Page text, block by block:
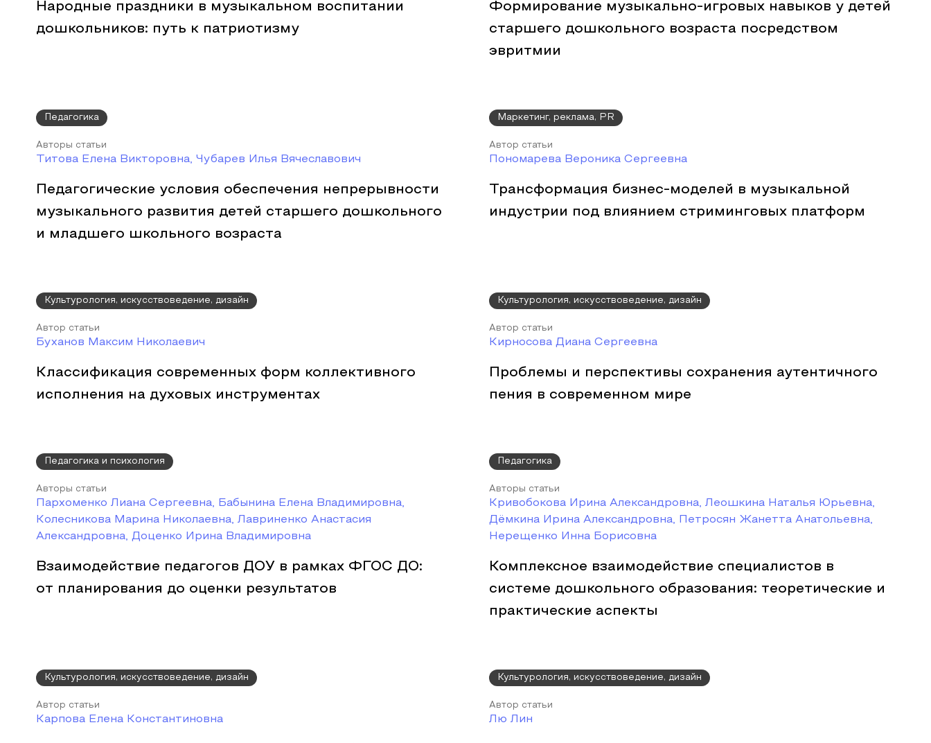
Народные праздники в музыкальном воспитании
дошкольников: путь к патриотизму
Формирование музыкально-игровых навыков у детей
старшего дошкольного возраста посредством
эвритмии
Педагогика
Авторы статьи
Титова Елена Викторовна, Чубарев Илья Вячеславович
Педагогические условия обеспечения непрерывности
музыкального развития детей старшего дошкольного
и младшего школьного возраста
Маркетинг, реклама, PR
Автор статьи
Пономарева Вероника Сергеевна
Трансформация бизнес-моделей в музыкальной
индустрии под влиянием стриминговых платформ
Культурология, искусствоведение, дизайн
Автор статьи
Буханов Максим Николаевич
Классификация современных форм коллективного
исполнения на духовых инструментах
Культурология, искусствоведение, дизайн
Автор статьи
Кирносова Диана Сергеевна
Проблемы и перспективы сохранения аутентичного
пения в современном мире
Педагогика и психология
Авторы статьи
Пархоменко Лиана Сергеевна, Бабынина Елена Владимировна,
Колесникова Марина Николаевна, Лавриненко Анастасия
Александровна, Доценко Ирина Владимировна
Взаимодействие педагогов ДОУ в рамках ФГОС ДО:
от планирования до оценки результатов
Педагогика
Авторы статьи
Кривобокова Ирина Александровна, Леошкина Наталья Юрьевна,
Дёмкина Ирина Александровна, Петросян Жанетта Анатольевна,
Нерещенко Инна Борисовна
Комплексное взаимодействие специалистов в
системе дошкольного образования: теоретические и
практические аспекты
Культурология, искусствоведение, дизайн
Автор статьи
Карпова Елена Константиновна
Культурология, искусствоведение, дизайн
Автор статьи
Лю Лин